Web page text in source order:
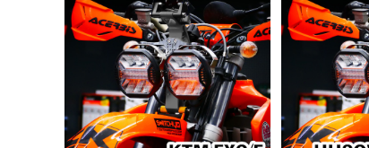
ラリーキット DESERT LEGE
ND｜KTM EXC/F 2005-20
26
¥178,000
ラリーキ
ND｜